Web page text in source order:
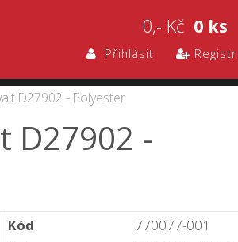
0,- Kč 0 ks
Přihlásit
D27902 - Polyester
D27902 -
Kód
770077-001